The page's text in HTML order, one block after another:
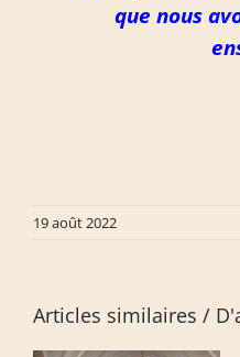
que nous
19 août 2022
Articles similaires